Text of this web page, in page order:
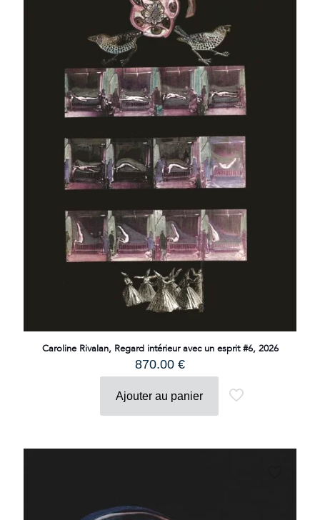
Caroline Rivalan, Regard intérieur avec un esprit #6, 2026
870.00 €
Ajouter au panier